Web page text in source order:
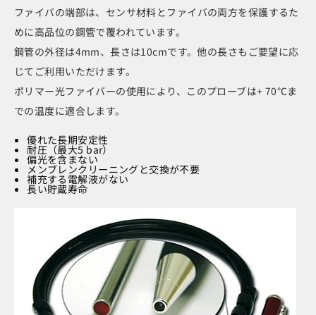
ファイバの端部は、センサ材料とファイバの両方を保護するた
めに高品位の鋼管で覆われています。
鋼管の外径は4mm、長さは10cmです。他の長さもご要望に応
じてご利用いただけます。
ポリマー光ファイバーの使用により、このプローブは+ 70℃ま
での温度に適合します。
優れた長期安定性
耐圧（最大5 bar）
偏光を含まない
メンブレンクリーニングと交換が不要
補充する電解液がない
長い貯蔵寿命